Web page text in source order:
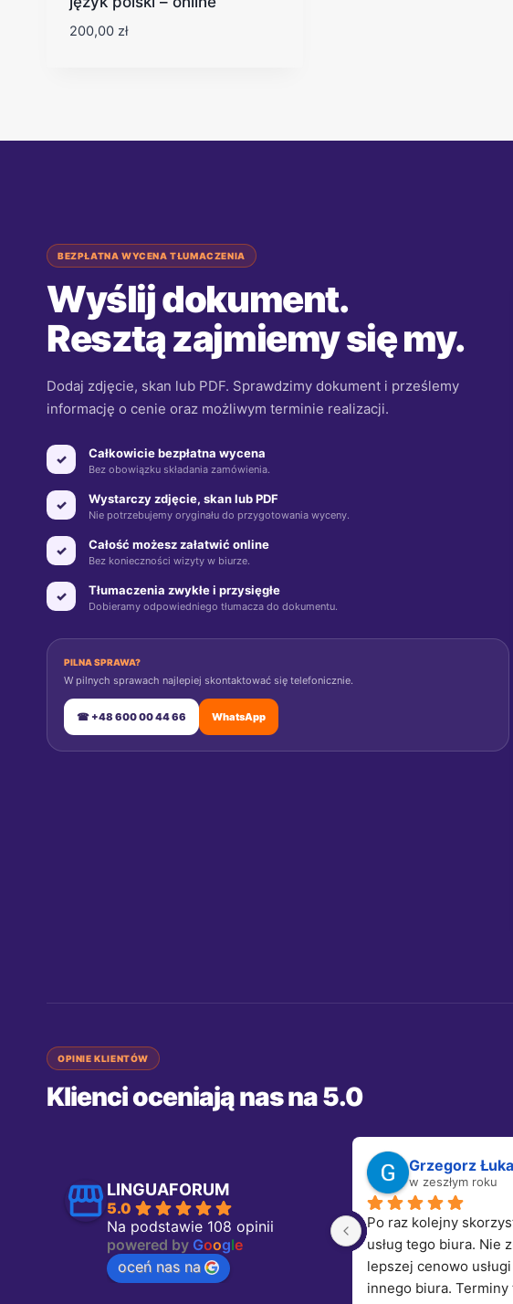
200,00 zł
BEZPŁATNA WYCENA TŁUMACZENIA
Wyślij dokument.
Resztą zajmiemy się my.
Dodaj zdjęcie, skan lub PDF. Sprawdzimy dokument i prześlemy
informację o cenie oraz możliwym terminie realizacji.
✓ Całkowicie bezpłatna wycena
Bez obowiązku składania zamówienia.
✓ Wystarczy zdjęcie, skan lub PDF
Nie potrzebujemy oryginału do przygotowania wyceny.
✓ Całość możesz załatwić online
Bez konieczności wizyty w biurze.
✓ Tłumaczenia zwykłe i przysięgłe
Dobieramy odpowiedniego tłumacza do dokumentu.
PILNA SPRAWA?
W pilnych sprawach najlepiej skontaktować się telefonicznie.
☎ +48 600 00 44 66 WhatsApp
OPINIE KLIENTÓW
Klienci oceniają nas na 5.0
LINGUAFORUM
5.0
Na podstawie 108 opinii
powered by Google
oceń nas na
Grzegorz
w zeszłym roku
Po raz kolejny
usług tego biura. Nie
lepszej cenowo
innego biura. Terminy